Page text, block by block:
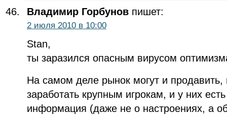
Владимир Горбунов пишет:
2 июля 2010 в 10:00
Stan,
ты заразился опасным вирусом
На самом деле рынок могут и
заработать крупным игрокам, и у них
информация (даже не о настроениях, а